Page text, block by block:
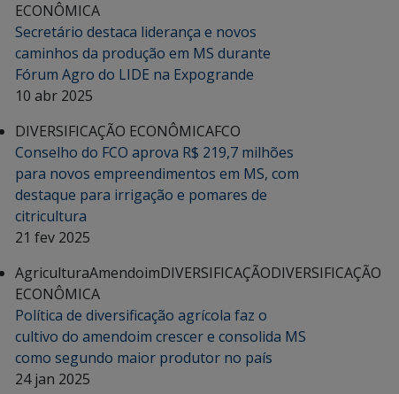
ECONÔMICA
Secretário destaca liderança e novos
caminhos da produção em MS durante
Fórum Agro do LIDE na Expogrande
10 abr 2025
DIVERSIFICAÇÃO ECONÔMICAFCO
Conselho do FCO aprova R$ 219,7 milhões
para novos empreendimentos em MS, com
destaque para irrigação e pomares de
citricultura
21 fev 2025
AgriculturaAmendoimDIVERSIFICAÇÃODIVERSIFICAÇÃO
ECONÔMICA
Política de diversificação agrícola faz o
cultivo do amendoim crescer e consolida MS
como segundo maior produtor no país
24 jan 2025